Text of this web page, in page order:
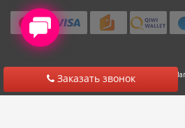
Заказать звонок
© 2012-2025 Все права защищены Салон-